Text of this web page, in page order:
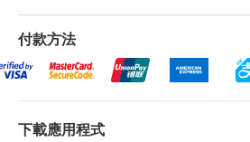
在各種載入條件下具有抗逆性和
力。 除此之外，軟骨素還被證明
抗凋亡、抗氧化、細胞信號通路調
每日隨餐服用兩粒 請勿讓兒童接觸
會延遲。
所有訂單須視乎相關貨品的供
認。倘若健康網購
單上的貨品，健康網購
客再作安排。
付款方法
下載應用程式